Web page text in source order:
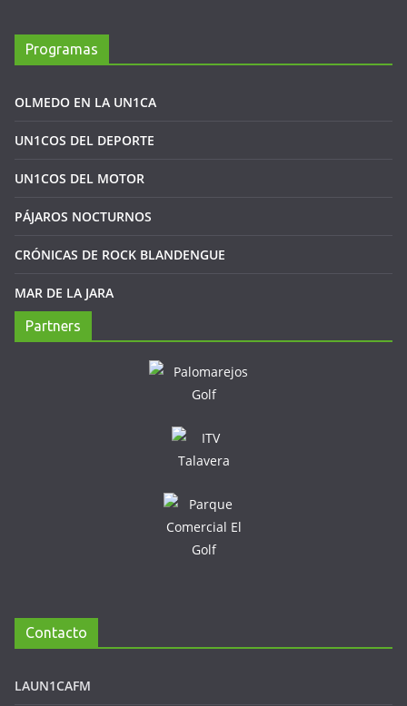
Programas
OLMEDO EN LA UN1CA
UN1COS DEL DEPORTE
UN1COS DEL MOTOR
PÁJAROS NOCTURNOS
CRÓNICAS DE ROCK BLANDENGUE
MAR DE LA JARA
Partners
Contacto
LAUN1CAFM